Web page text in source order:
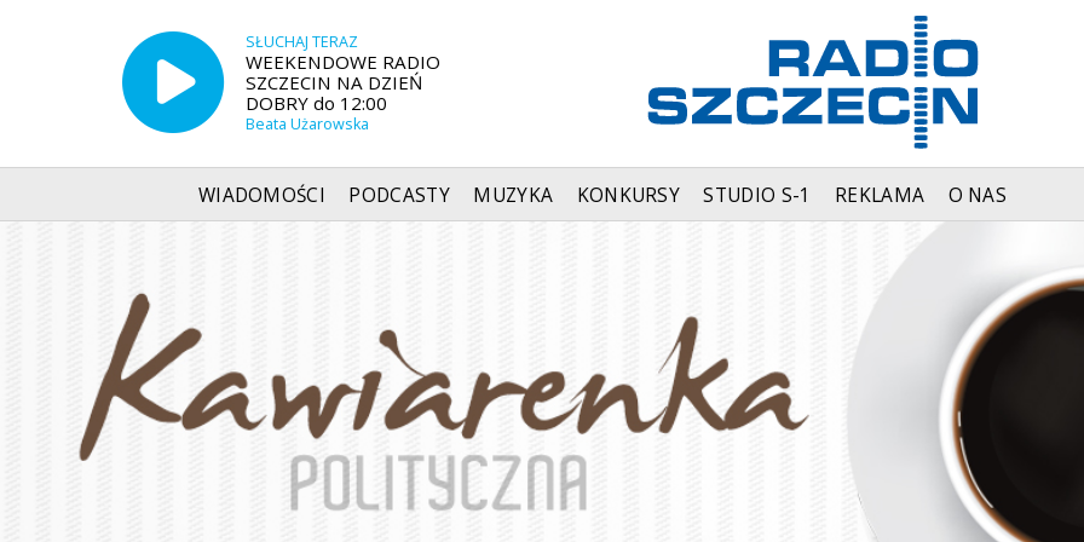
SŁUCHAJ TERAZ
WEEKENDOWE RADIO
SZCZECIN NA DZIEŃ
DOBRY do 12:00
Beata Użarowska
WIADOMOŚCI PODCASTY MUZYKA KONKURSY STUDIO S-1 REKLAMA O NAS